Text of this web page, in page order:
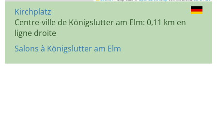
Kirchplatz
Centre-ville de Königslutter am Elm: 0,11 km en
ligne droite
Salons à Königslutter am Elm